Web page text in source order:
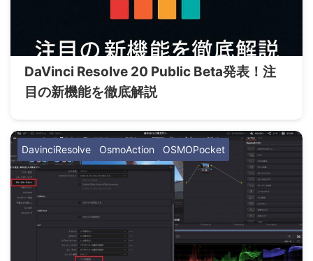
DaVinci Resolve 20 Public Beta発表！注
目の新機能を徹底解説
DavinciResolve OsmoAction OSMOPocket